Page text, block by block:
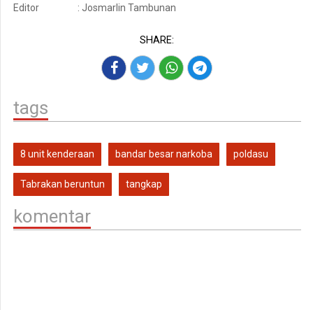
Editor : Josmarlin Tambunan
SHARE:
tags
8 unit kenderaan bandar besar narkoba poldasu
Tabrakan beruntun tangkap
komentar